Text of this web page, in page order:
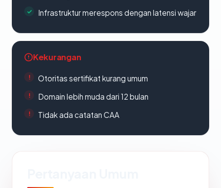
Infrastruktur merespons dengan latensi wajar
Kekurangan
Otoritas sertifikat kurang umum
Domain lebih muda dari 12 bulan
Tidak ada catatan CAA